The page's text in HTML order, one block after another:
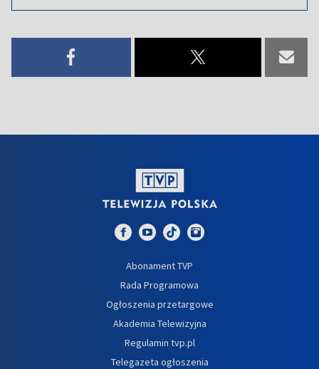
Abonament TVP
Rada Programowa
Ogłoszenia przetargowe
Akademia Telewizyjna
Regulamin tvp.pl
Telegazeta ogłoszenia